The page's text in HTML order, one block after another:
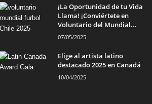
¡La Oportunidad de tu Vida
Llama! ¡Conviértete en
Voluntario del Mundial...
07/05/2025
Elige al artista latino
destacado 2025 en Canadá
10/04/2025